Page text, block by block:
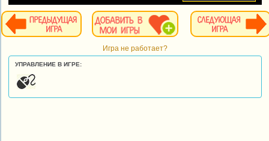
Игра не работает?
УПРАВЛЕНИЕ В ИГРЕ: